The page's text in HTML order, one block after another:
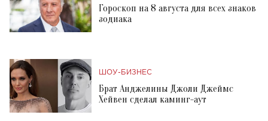
Гороскоп на 8 августа для всех знаков
зодиака
ШОУ-БИЗНЕС
Брат Анджелины Джоли Джеймс
Хейвен сделал каминг-аут